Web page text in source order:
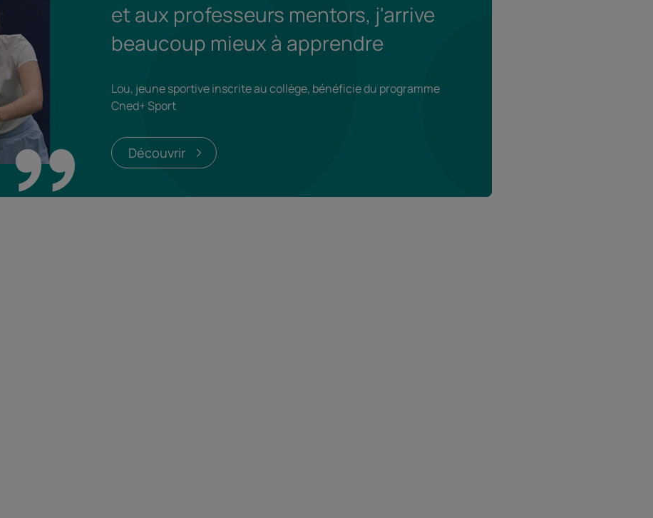
et aux professeurs mentors, j'arrive
beaucoup mieux à apprendre
Lou, jeune sportive inscrite au collège, bénéficie du programme
Cned+ Sport
Découvrir